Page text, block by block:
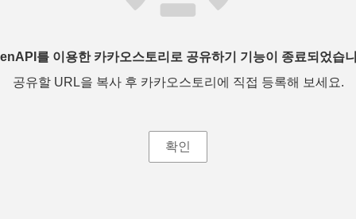
를 이용한 카카오스토리로 공유하기 기능이 종료되었습
공유할 URL을 복사 후 카카오스토리에 직접 등록해 보세요.
확인